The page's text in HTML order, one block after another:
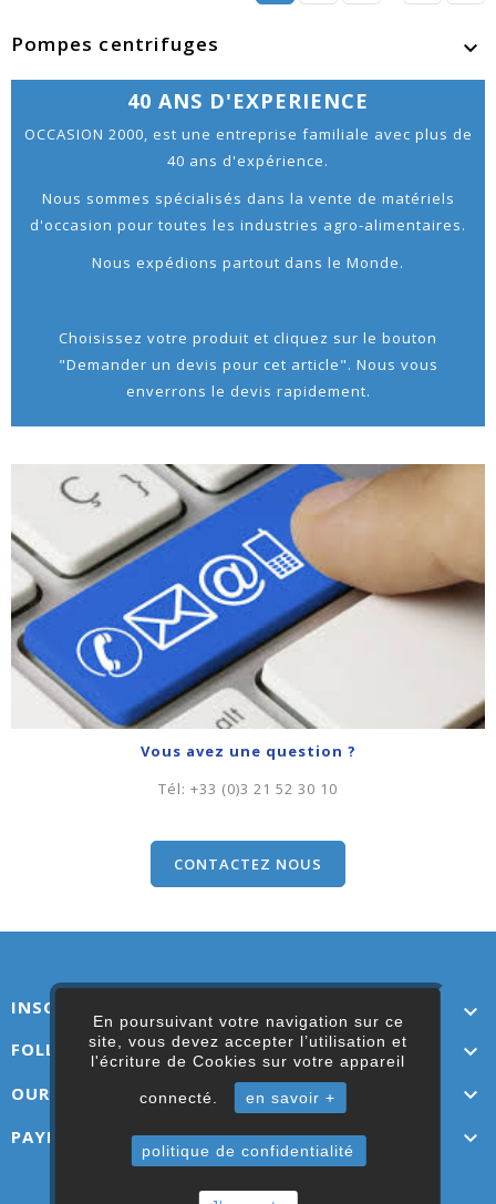
En poursuivant votre navigation sur ce
site, vous devez accepter l’utilisation et
l'écriture de Cookies sur votre appareil
connecté. en savoir +
politique de confidentialité
Pompes centrifuges

40 ANS D'EXPERIENCE
OCCASION 2000, est une entreprise familiale avec plus de
40 ans d'expérience.
Nous sommes spécialisés dans la vente de matériels
d'occasion pour toutes les industries agro-alimentaires.
Nous expédions partout dans le Monde.
Choisissez votre produit et cliquez sur le bouton
"Demander un devis pour cet article". Nous vous
enverrons le devis rapidement.
Vous avez une question ?
Tél: +33 (0)3 21 52 30 10
CONTACTEZ NOUS
INSCRIVEZ-VOUS ICI 
FOLLOW US 
OUR LINKS 
PAYMENT OPTIONS 